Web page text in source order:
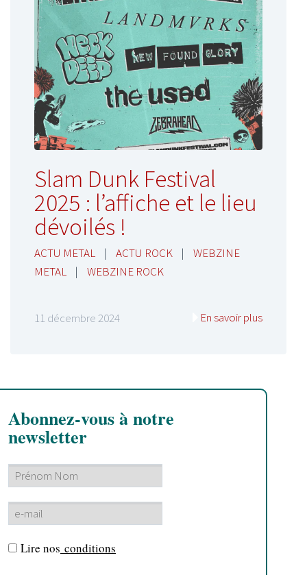
Slam Dunk Festival
2025 : l’affiche et le lieu
dévoilés !
ACTU METAL | ACTU ROCK |
WEBZINE
METAL
| WEBZINE ROCK
11 décembre 2024 En savoir plus
Abonnez-vous à notre
newsletter
Lire nos conditions